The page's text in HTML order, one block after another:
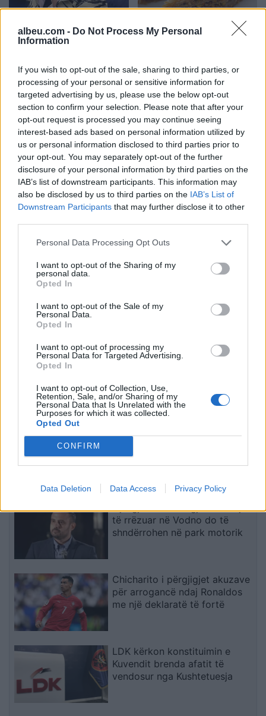
albeu.com - Do Not Process My Personal
Information
If you wish to opt-out of the sale, sharing to third parties, or
processing of your personal or sensitive information for
targeted advertising by us, please use the below opt-out
section to confirm your selection. Please note that after your
opt-out request is processed you may continue seeing
interest-based ads based on personal information utilized by
us or personal information disclosed to third parties prior to
your opt-out. You may separately opt-out of the further
disclosure of your personal information by third parties on the
IAB’s list of downstream participants. This information may
also be disclosed by us to third parties on the IAB’s List of
Downstream Participants that may further disclose it to other
Personal Data Processing Opt Outs
I want to opt-out of the Sharing of my
personal data.
Opted In
I want to opt-out of the Sale of my
Personal Data.
Opted In
I want to opt-out of processing my
Personal Data for Targeted Advertising.
Opted In
I want to opt-out of Collection, Use,
Retention, Sale, and/or Sharing of my
Personal Data that Is Unrelated with the
Purposes for which it was collected.
Opted Out
CONFIRM
Data Deletion Data Access Privacy Policy
ngrohta me ish-banoren e
Big Brother Vip
mbi bakllavanë
LISTA/ Njihuni me 7 vende
dhe 7 ushqime
tradicionale për festat e
fund vitit
Çfarë sjell Hëna e Plotë në
jetën dashurore të secilës
shenjë të zodiakut
HOROSKOPI I SË
SHTUNËS/ Do të bini
çmendurisht në dashuri
me dikë që nuk e keni
simpatizuar kurrë
për këto dy shenja të
HOROSKOPI I SË
SHTUNËS/ Do të bini
çmendurisht në dashuri
me dikë që nuk e keni
prisni flokët? Ja çfarë
të fundit
Gjorgjievski: Trungjet e drunjve
të rrëzuar në Vodno do të
shndërrohen në park motorik
Chicharito i përgjigjet akuzave
për arrogancë ndaj Ronaldos
me një deklaratë të fortë
LDK kërkon konstituimin e
Kuvendit brenda afatit të
vendosur nga Kushtetuesja